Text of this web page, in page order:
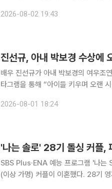
2026-08-02 19:43
진선규, 아내 박보경 수상에
배우 진선규가 아내 박보경의 여우조연상 수상에
타그램을 통해 “아이들 키우며 오랜
즈’에 참석한 진선규와 박보경의 모습
2026-08-01 18:24
'나는 솔로' 28기 돌싱 커플,
SBS Plus·ENA 예능 프로그램 '나는
(이상 가명) 커플이 이혼했다. 28기 영자는 31일 SNS에 "최근 저의 상황에 대해 많은 분께서 걱정